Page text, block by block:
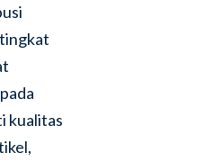
kualitas